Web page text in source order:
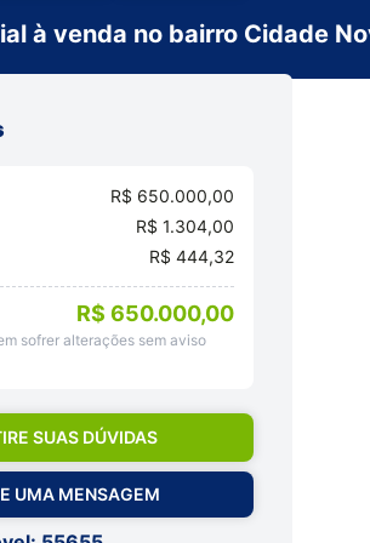
à venda no bairro Cidade
R$ 650.000,00
R$ 1.304,00
R$ 444,32
R$ 650.000,00
sofrer alterações sem aviso
SUAS DÚVIDAS
UMA MENSAGEM